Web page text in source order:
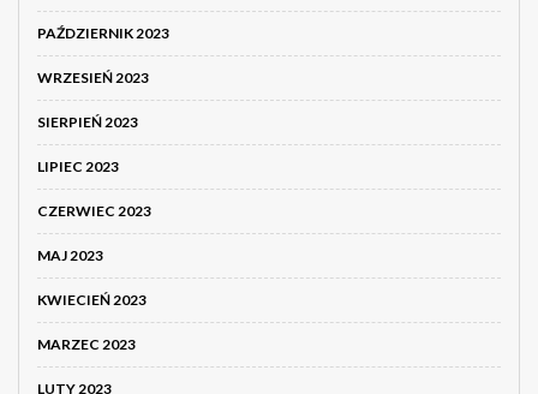
PAŹDZIERNIK 2023
WRZESIEŃ 2023
SIERPIEŃ 2023
LIPIEC 2023
CZERWIEC 2023
MAJ 2023
KWIECIEŃ 2023
MARZEC 2023
LUTY 2023